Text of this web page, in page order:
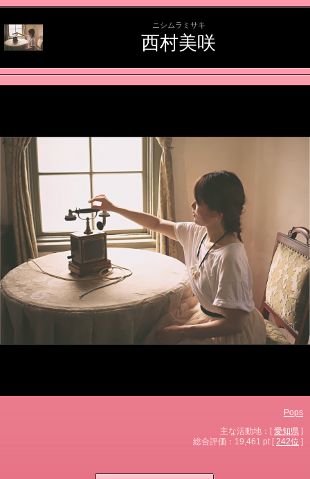
ニシムラミサキ
西村美咲
Pops
主な活動地：[ 愛知県 ]
総合評価：19,461 pt [ 242位 ]